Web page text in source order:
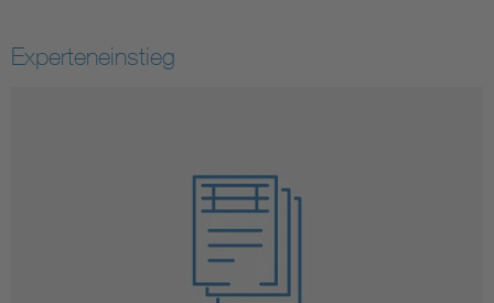
Experteneinstieg